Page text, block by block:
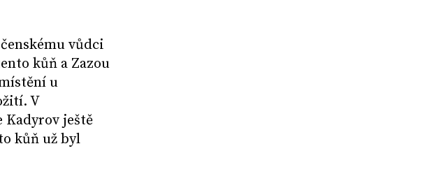
vůdci
kůň a Zazou
u
V
Kadyrov ještě
kůň už byl